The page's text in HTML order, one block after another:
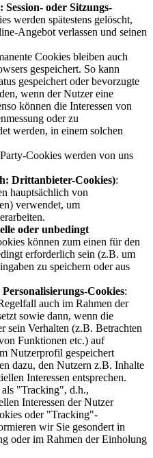
oder Sitzungs-
werden spätestens gelöscht,
Angebot verlassen und seinen
Cookies bleiben auch
gespeichert. So kann
gespeichert oder bevorzugte
wenn der Nutzer eine
können die Interessen von
oder zu
werden, in einem solchen
Cookies werden von uns
Drittanbieter-Cookies):
hauptsächlich von
verwendet, um
oder unbedingt
können zum einen für den
erforderlich sein (z.B. um
zu speichern oder aus
Cookies:
auch im Rahmen der
sowie dann, wenn die
sein Verhalten (z.B. Betrachten
Funktionen etc.) auf
Nutzerprofil gespeichert
dazu, den Nutzern z.B. Inhalte
Interessen entsprechen.
"Tracking", d.h.,
Interessen der Nutzer
oder "Tracking"-
wir Sie gesondert in
oder im Rahmen der Einholung